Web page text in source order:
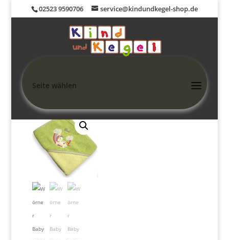
02523 9590706 service@kindundkegel-shop.de
Seite wählen
Regenbogen